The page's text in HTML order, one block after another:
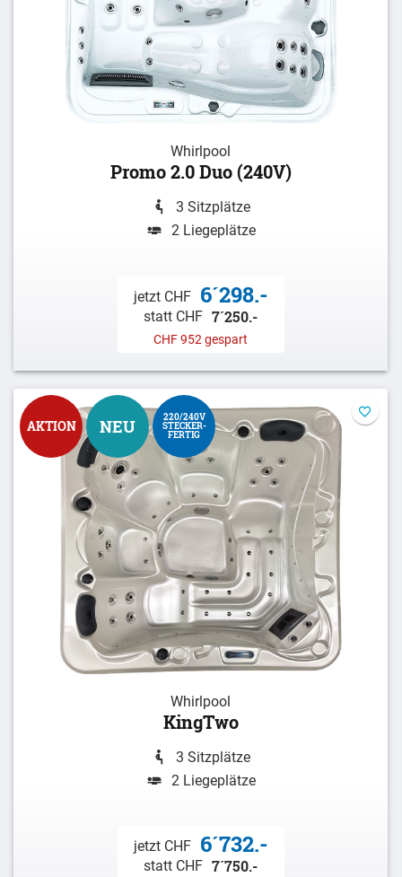
Whirlpool
Promo 2.0 Duo (240V)
3 Sitzplätze
2 Liegeplätze
jetzt CHF 6´298.-
statt CHF 7´250.-
CHF 952 gespart
AKTION NEU 220/240V
STECKER-
FERTIG
Whirlpool
KingTwo
3 Sitzplätze
2 Liegeplätze
jetzt CHF 6´732.-
statt CHF 7´750.-